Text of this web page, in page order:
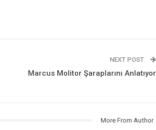
NEXT POST
Marcus Molitor Şaraplarını Anlatıyor
More From Author